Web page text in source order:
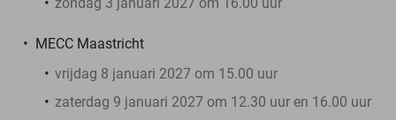
MECC Maastricht
vrijdag 8 januari 2027 om 15.00 uur
zaterdag 9 januari 2027 om 12.30 uur en 16.00 uur